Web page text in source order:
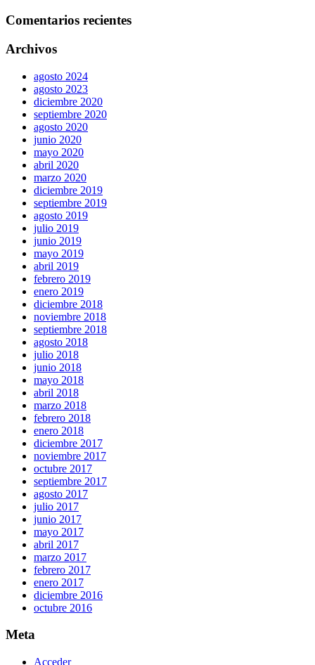
Comentarios recientes
Archivos
agosto 2024
agosto 2023
diciembre 2020
septiembre 2020
agosto 2020
junio 2020
mayo 2020
abril 2020
marzo 2020
diciembre 2019
septiembre 2019
agosto 2019
julio 2019
junio 2019
mayo 2019
abril 2019
febrero 2019
enero 2019
diciembre 2018
noviembre 2018
septiembre 2018
agosto 2018
julio 2018
junio 2018
mayo 2018
abril 2018
marzo 2018
febrero 2018
enero 2018
diciembre 2017
noviembre 2017
octubre 2017
septiembre 2017
agosto 2017
julio 2017
junio 2017
mayo 2017
abril 2017
marzo 2017
febrero 2017
enero 2017
diciembre 2016
octubre 2016
Meta
Acceder